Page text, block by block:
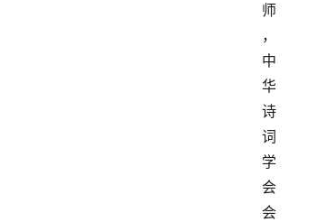
师
，
中
华
诗
词
学
会
会